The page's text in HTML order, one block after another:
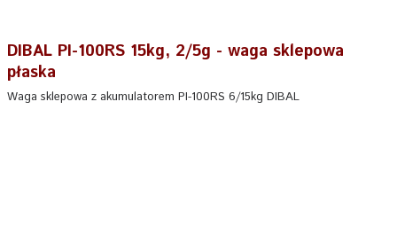
DIBAL PI-100RS 15kg, 2/5g - waga sklepowa
płaska
Waga sklepowa z akumulatorem PI-100RS 6/15kg DIBAL